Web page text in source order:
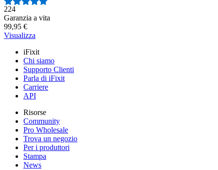
Numero di recensioni:
224
Garanzia a vita
99,95 €
Visualizza
iFixit
Chi siamo
Supporto Clienti
Parla di iFixit
Carriere
API
Risorse
Community
Pro Wholesale
Trova un negozio
Per i produttori
Stampa
News